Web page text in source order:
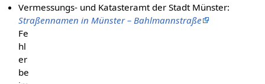
Vermessungs- und Katasteramt der Stadt Münster:
Straßennamen in Münster – Bahlmannstraße
Fe
hl
er
be